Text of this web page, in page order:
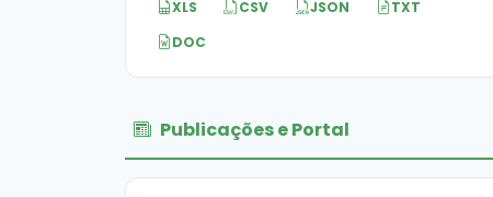
XLS CSV JSON
TXT
DOC
Publicações e Portal